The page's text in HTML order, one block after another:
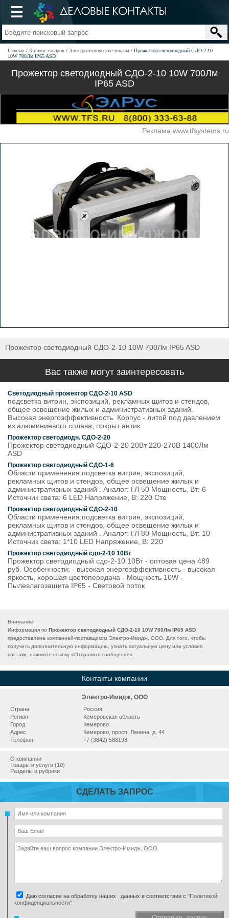
Главная Каталог товаров Электротехнические товары
Прожектор светодиодный СДО-2-10
10W 700Лм IP65 ASD
Прожектор светодиодный СДО-2-10 10W 700Лм
IP65 ASD
Реклама www.tfsystems.ru
Прожектор светодиодный СДО-2-10 10W 700Лм IP65 ASD
Вас также могут заинтересовать
Светодиодный прожектор СДО-2-10 ASD
подсветка витрин, экспозиций, рекламных щитов и стендов,
общее освещение жилых и административных зданий.
Высокая энергоэффективность. Корпус - литой под давлением
из алюминиевого сплава, покрыт антик
Прожектор светодиодн. СДО-2-20
Прожектор светодиодный СДО-2-20 20Вт 220-270В 1400Лм
ASD
Прожектор светодиодный СДО-1-6
Области применения:подсветка витрин, экспозиций,
рекламных щитов и стендов, общее освещение жилых и
административных зданий . Аналог: ГЛ 50 Мощность, Вт: 6
Источник света: 6 LED Напряжение, В: 220 Сте
Прожектор светодиодный СДО-2-10
Области применения:подсветка витрин, экспозиций,
рекламных щитов и стендов, общее освещение жилых и
административных зданий . Аналог: ГЛ 80 Мощность, Вт: 10
Источник света: 1*10 LED Напряжение, В: 220
Прожектор светодиодный сдо-2-10 10Вт
Прожектор светодиодный сдо-2-10 10Вт - оптовая цена 489
руб. Особенности: - высокая энергоэффективность - высокая
яркость, хорошая цветопередача - Мощность 10W -
Пылевлагозащита IP65 - Световой поток
Внимание!
Информация по Прожектор светодиодный СДО-2-10 10W 700Лм IP65 ASD
предоставлена компанией-поставщиком Электро-Имидж, ООО. Для того, чтобы
получить дополнительную информацию, узнать актуальную цену или условия
постаки, нажмите ссылку «Отправить сообщение».
Контакты компании
Электро-Имидж, ООО
Страна
Россия
Регион
Кемеровская область
Город
Кемерово
Адрес
Кемерово, просп. Ленина, д. 44
Телефон
+7 (3842) 588198
О компании
Товары и услуги (10)
Разделы и рубрики
СДЕЛАТЬ ЗАПРОС
Даю согласие на обработку наших данных в соответствии с "Политикой
конфиденциальности"